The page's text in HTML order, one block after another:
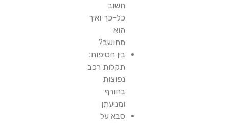
חשוב
כל-כך ואיך
הוא
מחושב?
בין הטיפות:
תקלות רכב
נפוצות
בחורף
ומניעתן
סבא על